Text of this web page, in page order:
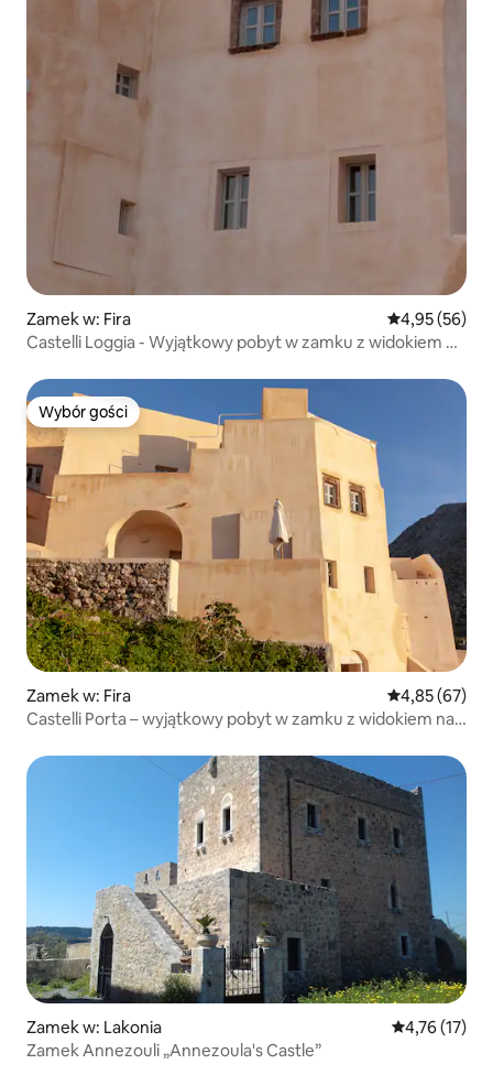
Zamek w: Fira Średnia
4,95 (56)
Castelli Loggia - Wyjątkowy pobyt w zamku z widokiem na
Wybór gości
Wybór gości
Zamek w: Fira Średnia
4,85 (67)
Castelli Porta – wyjątkowy pobyt w zamku z widokiem na
Zamek w: Lakonia Średnia
4,76 (17)
Zamek Annezouli „Annezoula's Castle”